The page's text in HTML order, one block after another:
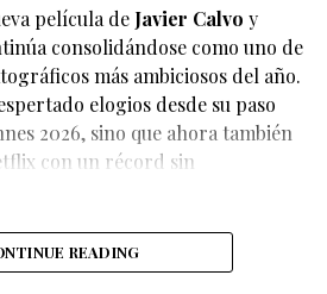
Marvel Studios realizó
de los mutantes en el esperado
película de Javier Calvo y
consolidándose como uno de
más ambiciosos del año.
elogios desde su paso
2026, sino que ahora también
con un récord sin
READING